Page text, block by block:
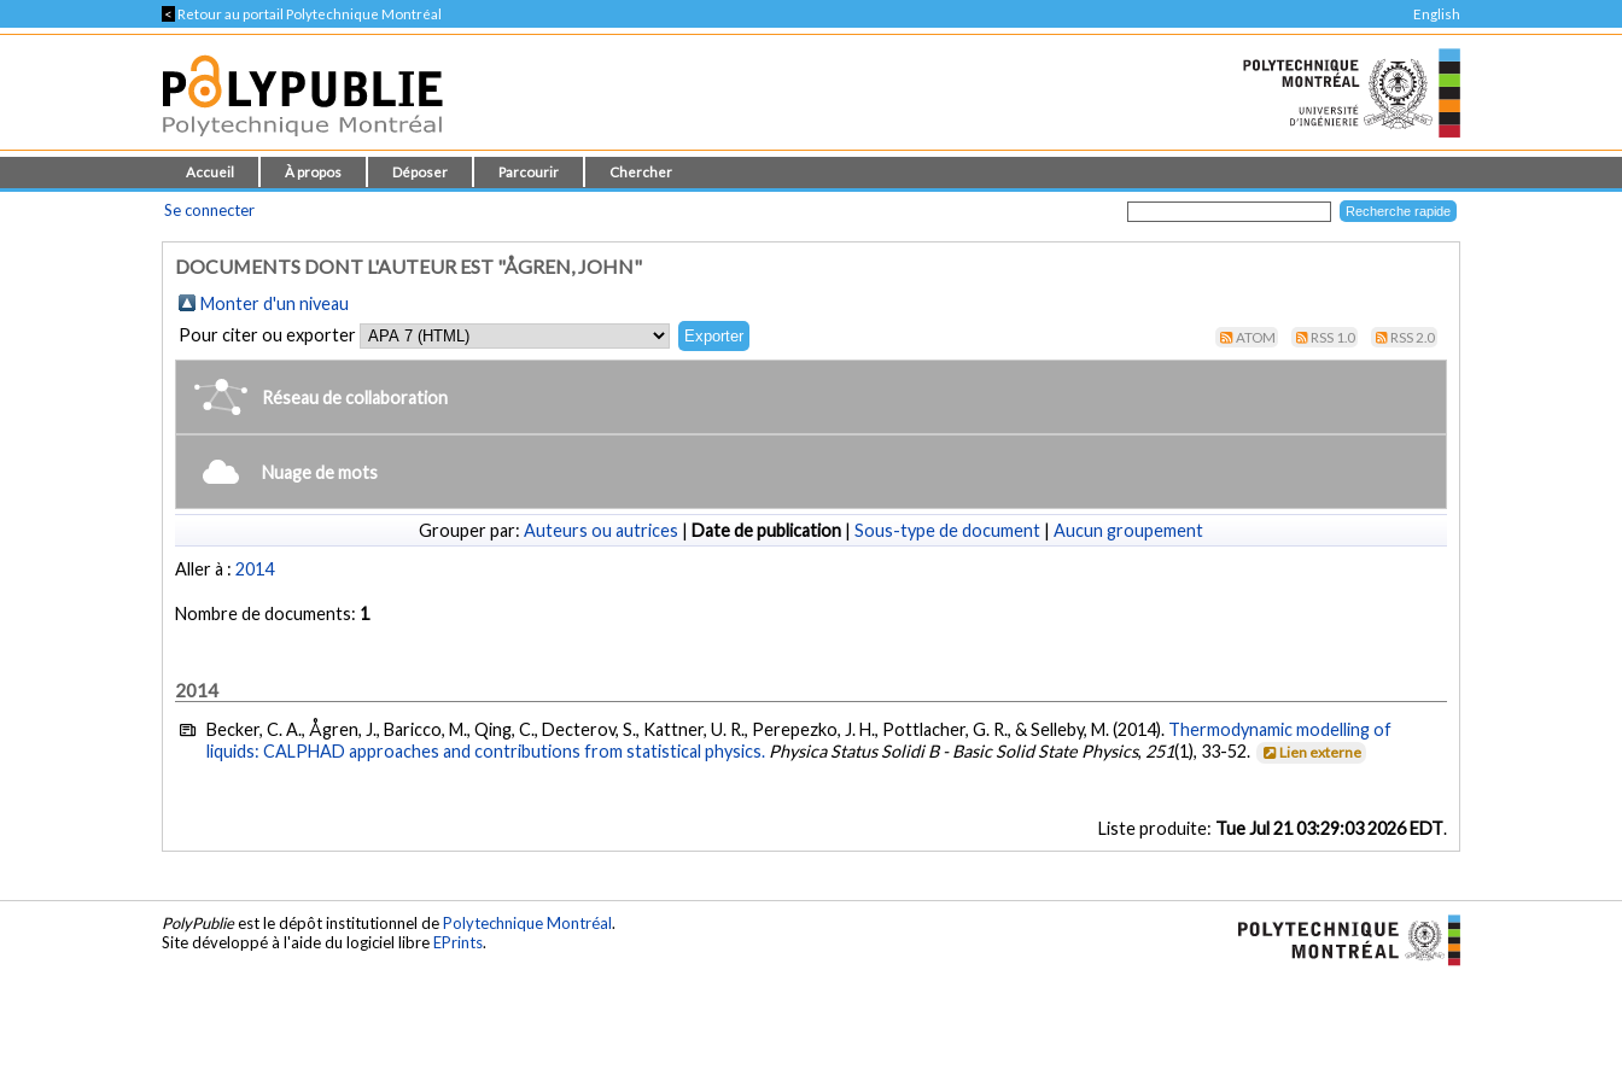
< Retour au portail Polytechnique Montréal English
Accueil À propos Déposer Parcourir Chercher
Se connecter
DOCUMENTS DONT L'AUTEUR EST "ÅGREN, JOHN"
Monter d'un niveau
Pour citer ou exporter
ATOM RSS 1.0 RSS 2.0
Réseau de collaboration
Nuage de mots
Grouper par: Auteurs ou autrices | Date de publication | Sous-type de document | Aucun groupement
Aller à :2014
Nombre de documents: 1
2014
Becker, C. A., Ågren, J., Baricco, M., Qing, C., Decterov, S., Kattner, U. R., Perepezko, J. H., Pottlacher, G. R., & Selleby, M. (2014). Thermodynamic modelling of
liquids: CALPHAD approaches and contributions from statistical physics. Physica Status Solidi B - Basic Solid State Physics, 251(1), 33-52. Lien externe
Liste produite: Tue Jul 21 03:29:03 2026 EDT.
PolyPublieest le dépôt institutionnel dePolytechnique Montréal.
Site développé à l'aide du logiciel libreEPrints.